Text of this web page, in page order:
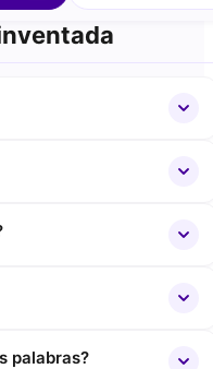
palabras?